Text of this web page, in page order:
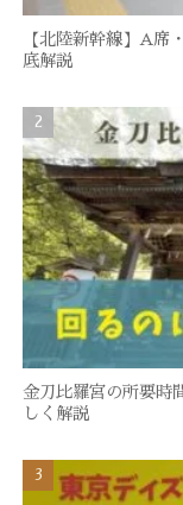
【北陸新幹線】A席
底解説
金刀比羅宮の所要時
しく解説